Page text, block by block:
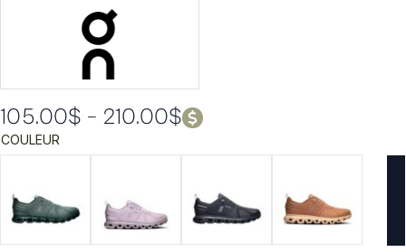
105.00$ – 210.00$
Plage
de
105.00$
à
COULEUR